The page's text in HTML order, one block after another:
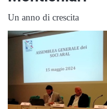
Un anno di crescita